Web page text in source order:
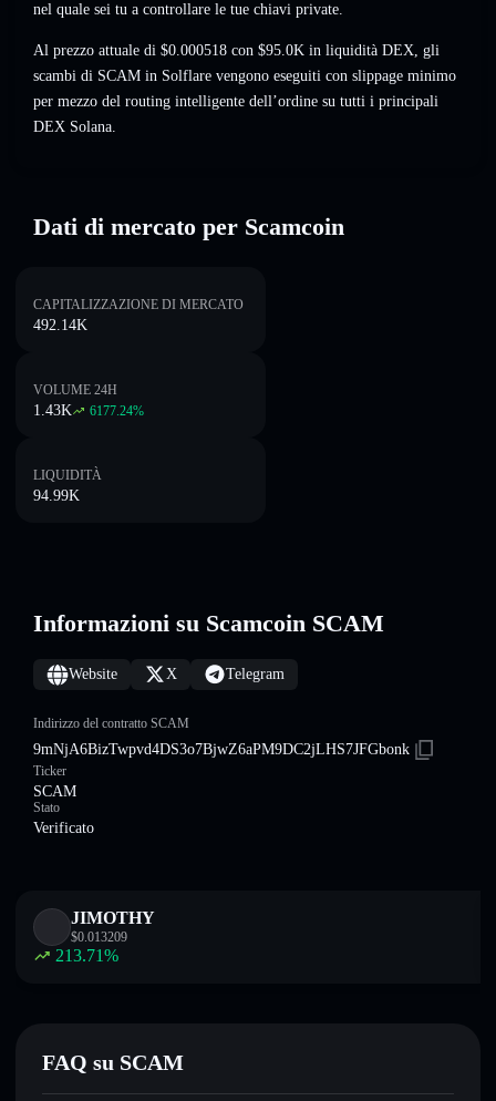
nel quale sei tu a controllare le tue chiavi private.
Al prezzo attuale di $0.000518 con $95.0K in liquidità DEX, gli
scambi di SCAM in Solflare vengono eseguiti con slippage minimo
per mezzo del routing intelligente dell’ordine su tutti i principali
DEX Solana.
Dati di mercato per Scamcoin
CAPITALIZZAZIONE DI MERCATO
492.14K
VOLUME 24H
1.43K 6177.24%
LIQUIDITÀ
94.99K
Informazioni su Scamcoin SCAM
Website X Telegram
Indirizzo del contratto SCAM
9mNjA6BizTwpvd4DS3o7BjwZ6aPM9DC2jLHS7JFGbonk
Ticker
SCAM
Stato
Verificato
JIMOTHY
$0.013209
213.71%
FAQ su SCAM